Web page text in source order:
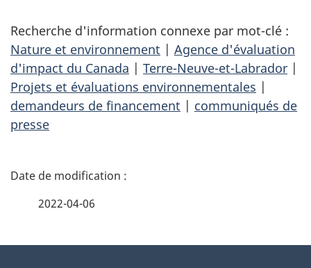
Recherche d'information connexe par mot-clé :
Nature et environnement | Agence d'évaluation
d'impact du Canada | Terre-Neuve-et-Labrador |
Projets et évaluations environnementales |
demandeurs de financement | communiqués de
presse
D
2022-04-06